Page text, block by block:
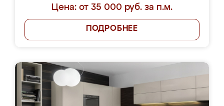
Цена: от 35 000 руб. за п.м.
ПОДРОБНЕЕ